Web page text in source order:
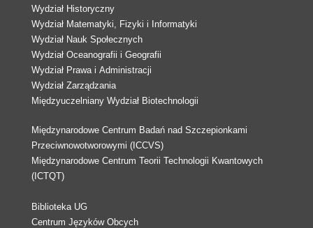
Wydział Historyczny
Wydział Matematyki, Fizyki i Informatyki
Wydział Nauk Społecznych
Wydział Oceanografii i Geografii
Wydział Prawa i Administracji
Wydział Zarządzania
Międzyuczelniany Wydział Biotechnologii
Międzynarodowe Centrum Badań nad Szczepionkami
Przeciwnowotworowymi (ICCVS)
Międzynarodowe Centrum Teorii Technologii Kwantowych
(ICTQT)
Biblioteka UG
Centrum Języków Obcych